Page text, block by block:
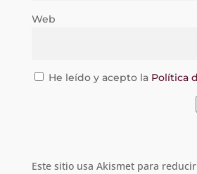
Web
He leído y acepto la Política
Este sitio usa Akismet para